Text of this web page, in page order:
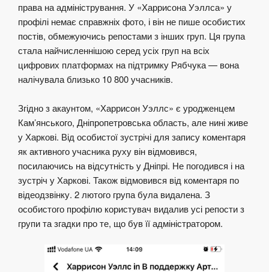
права на адміністрування. У «Харрисона Уэллса» у
профілі немає справжніх фото, і він не пише особистих
постів, обмежуючись репостами з інших груп. Ця група
стала найчисленнішою серед усіх груп на всіх
цифрових платформах на підтримку Рябчука — вона
налічувала близько 10 800 учасників.
Згідно з акаунтом, «Харрисон Уэллс» є уродженцем
Кам’янського, Дніпропетровська область, але нині живе
у Харкові. Від особистої зустрічі для запису коментаря
як активного учасника руху він відмовився,
посилаючись на відсутність у Дніпрі. Не погодився і на
зустріч у Харкові. Також відмовився від коментаря по
відеодзвінку. 2 лютого група була видалена. З
особистого профілю користувач видалив усі репости з
групи та згадки про те, що був її адміністратором.